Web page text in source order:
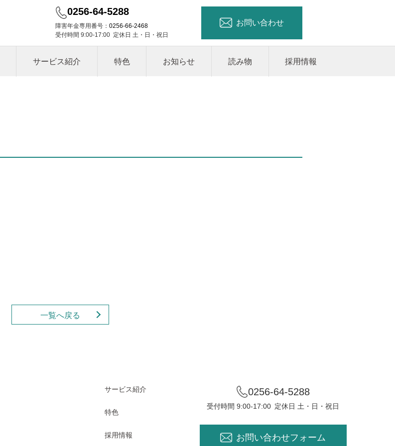
0256-64-5288
障害年金専用番号： 0256-66-2468
受付時間 9:00-17:00 定休日 土・日・祝日
お問い合わせ
サービス紹介 特色 お知らせ 読み物 採用情報
一覧へ戻る
サービス紹介
特色
採用情報
0256-64-5288
受付時間 9:00-17:00 定休日 土・日・祝日
お問い合わせフォーム